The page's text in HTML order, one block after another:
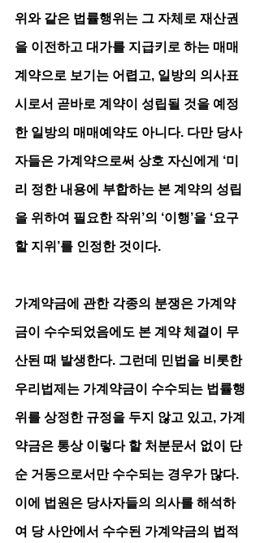
위와 같은 법률행위는 그 자체로 재산권
을 이전하고 대가를 지급키로 하는 매매
계약으로 보기는 어렵고, 일방의 의사표
시로서 곧바로 계약이 성립될 것을 예정
한 일방의 매매예약도 아니다. 다만 당사
자들은 가계약으로써 상호 자신에게 ‘미
리 정한 내용에 부합하는 본 계약의 성립
을 위하여 필요한 작위’의 ‘이행’을 ‘요구
할 지위’를 인정한 것이다.
가계약금에 관한 각종의 분쟁은 가계약
금이 수수되었음에도 본 계약 체결이 무
산된 때 발생한다. 그런데 민법을 비롯한
우리법제는 가계약금이 수수되는 법률행
위를 상정한 규정을 두지 않고 있고, 가계
약금은 통상 이렇다 할 처분문서 없이 단
순 거동으로서만 수수되는 경우가 많다.
이에 법원은 당사자들의 의사를 해석하
여 당 사안에서 수수된 가계약금의 법적